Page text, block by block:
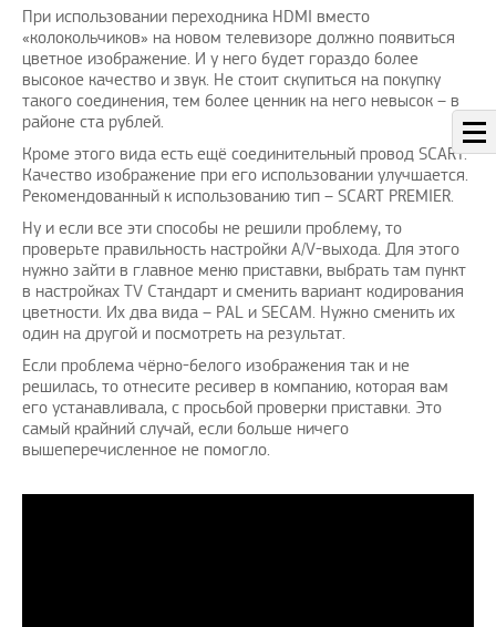
При использовании переходника HDMI вместо
«колокольчиков» на новом телевизоре должно появиться
цветное изображение. И у него будет гораздо более
высокое качество и звук. Не стоит скупиться на покупку
такого соединения, тем более ценник на него невысок – в
районе ста рублей.
Кроме этого вида есть ещё соединительный провод SCART.
Качество изображение при его использовании улучшается.
Рекомендованный к использованию тип – SCART PREMIER.
Ну и если все эти способы не решили проблему, то
проверьте правильность настройки A/V-выхода. Для этого
нужно зайти в главное меню приставки, выбрать там пункт
в настройках TV Стандарт и сменить вариант кодирования
цветности. Их два вида – PAL и SECAM. Нужно сменить их
один на другой и посмотреть на результат.
Если проблема чёрно-белого изображения так и не
решилась, то отнесите ресивер в компанию, которая вам
его устанавливала, с просьбой проверки приставки. Это
самый крайний случай, если больше ничего
вышеперечисленное не помогло.